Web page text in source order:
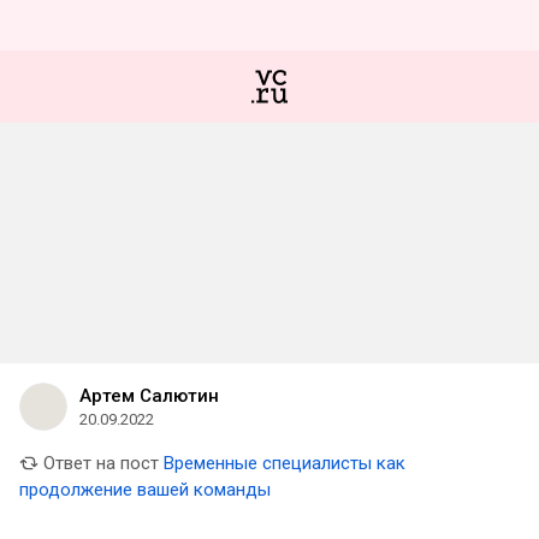
Артем Салютин
20.09.2022
Ответ на пост Временные специалисты как
продолжение вашей команды